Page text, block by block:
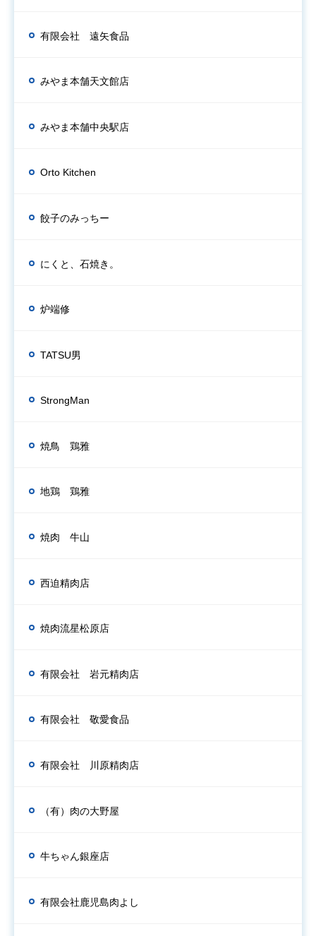
有限会社 遠矢食品
みやま本舗天文館店
みやま本舗中央駅店
Orto Kitchen
餃子のみっちー
にくと、石焼き。
炉端修
TATSU男
StrongMan
焼鳥 鶏雅
地鶏 鶏雅
焼肉 牛山
西迫精肉店
焼肉流星松原店
有限会社 岩元精肉店
有限会社 敬愛食品
有限会社 川原精肉店
（有）肉の大野屋
牛ちゃん銀座店
有限会社鹿児島肉よし